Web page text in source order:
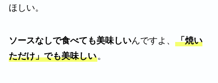
ほしい。
ソースなしで食べても美味しいんですよ、 「焼い
ただけ」でも美味しい。